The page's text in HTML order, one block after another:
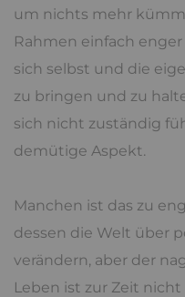
um nichts mehr
Rahmen einfach
sich selbst und die
zu bringen und zu
sich nicht zuständig
demütige Aspekt.
Manchen ist das zu
dessen die Welt über
verändern, aber der
Leben ist zur Zeit